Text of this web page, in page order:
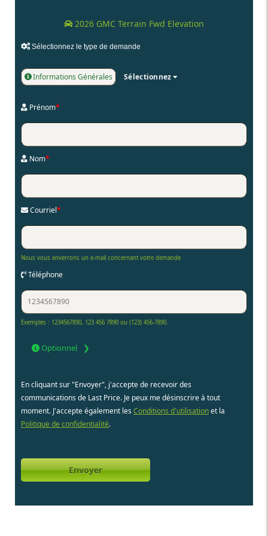
2026 GMC Terrain Fwd Elevation
Sélectionnez le type de demande
Informations Générales Sélectionnez
Prénom*
Nom*
Courriel*
Nous vous enverrons un e-mail concernant votre demande
Téléphone
Exemples : 1234567890, 123 456 7890 ou (123) 456-7890.
Optionnel
En cliquant sur "Envoyer", j'accepte de recevoir des
communications de Last Price. Je peux me désinscrire à tout
moment. J'accepte également les Conditions d'utilisationet la
Politique de confidentialité.